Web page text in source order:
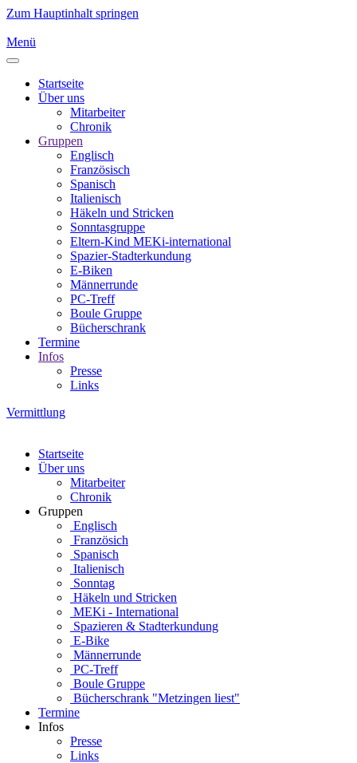
Zum Hauptinhalt springen
Menü
Startseite
Über uns
Mitarbeiter
Chronik
Gruppen
Englisch
Französisch
Spanisch
Italienisch
Häkeln und Stricken
Sonntasgruppe
Eltern-Kind MEKi-international
Spazier-Stadterkundung
E-Biken
Männerrunde
PC-Treff
Boule Gruppe
Bücherschrank
Termine
Infos
Presse
Links
Vermittlung
Startseite
Über uns
Mitarbeiter
Chronik
Gruppen
Englisch
Französich
Spanisch
Italienisch
Sonntag
Häkeln und Stricken
MEKi - International
Spazieren & Stadterkundung
E-Bike
Männerrunde
PC-Treff
Boule Gruppe
Bücherschrank "Metzingen liest"
Termine
Infos
Presse
Links